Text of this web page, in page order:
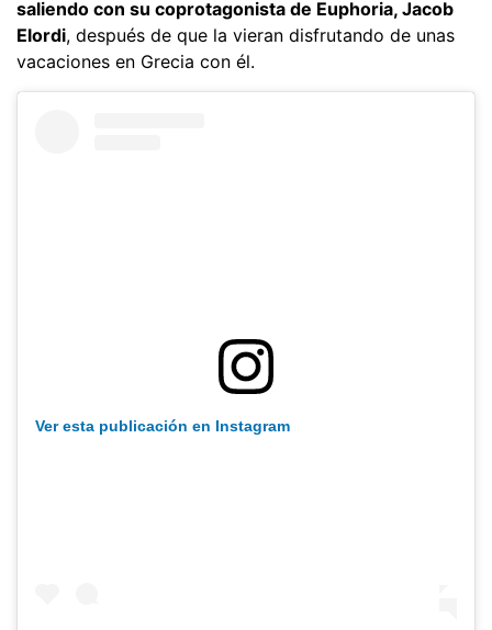
saliendo con su coprotagonista de Euphoria, Jacob
Elordi, después de que la vieran disfrutando de unas
vacaciones en Grecia con él.
Ver esta publicación en Instagram